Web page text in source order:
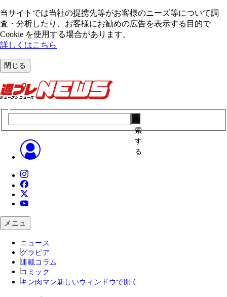
当サイトでは当社の提携先等がお客様のニーズ等について調
査・分析したり、お客様にお勧めの広告を表⽰する⽬的で
Cookie を使⽤する場合があります。
詳しくはこちら
閉じる
索
す
る
メニュ
ニュース
グラビア
連載コラム
コミック
キン肉マン 新しいウィンドウで開く